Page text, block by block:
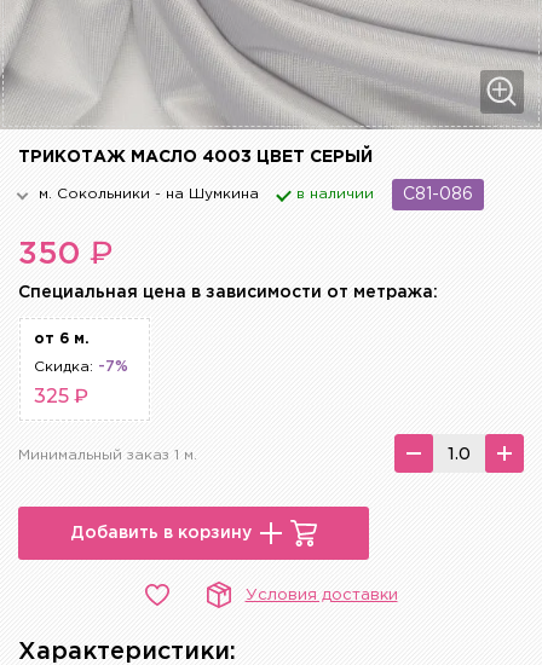
ТРИКОТАЖ МАСЛО 4003 ЦВЕТ СЕРЫЙ
м. Сокольники - на Шумкина в наличии C81-086
350 ₽
Cпециальная цена в зависимости от метража:
от 6 м.
Скидка: -7%
325 ₽
Минимальный заказ 1 м.
Добавить в корзину
Условия доставки
Характеристики: